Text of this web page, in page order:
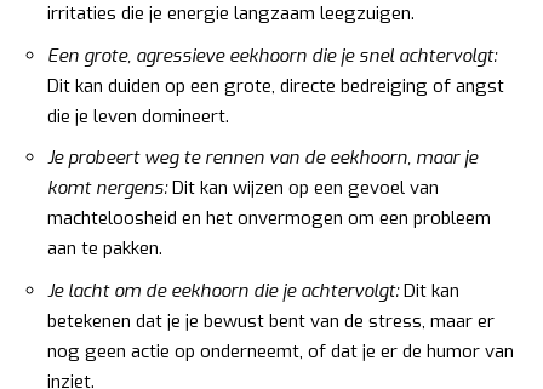
irritaties die je energie langzaam leegzuigen.
Een grote, agressieve eekhoorn die je snel achtervolgt:
Dit kan duiden op een grote, directe bedreiging of angst
die je leven domineert.
Je probeert weg te rennen van de eekhoorn, maar je
komt nergens:Dit kan wijzen op een gevoel van
machteloosheid en het onvermogen om een probleem
aan te pakken.
Je lacht om de eekhoorn die je achtervolgt:Dit kan
betekenen dat je je bewust bent van de stress, maar er
nog geen actie op onderneemt, of dat je er de humor van
inziet.